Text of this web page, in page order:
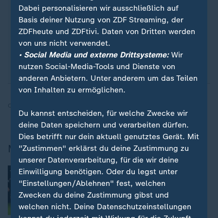
morgens zum Kaffee, mittags zum Lunch oder zum
Feierabend - erhalten Siedie wichtigsten News
direkt auf Ihr Smartphone. Melden Sie sich hier
ganz einfach für unseren WhatsApp-Channel an:
sportstudio-WhatsApp-Channel.
Mehr zum Thema
Champions League der Frauen
Münchnerinnen verlieren Spiel und
Gruppensieg
Dabei personalisieren wir ausschließlich auf
Basis deiner Nutzung von ZDF Streaming, der
ZDFheute und ZDFtivi. Daten von Dritten werden
von uns nicht verwendet.
• Social Media und externe Drittsysteme:Wir
nutzen Social-Media-Tools und Dienste von
anderen Anbietern. Unter anderem um das Teilen
von Inhalten zu ermöglichen.
Du kannst entscheiden, für welche Zwecke wir
deine Daten speichern und verarbeiten dürfen.
Dies betrifft nur dein aktuell genutztes Gerät. Mit
"Zustimmen" erklärst du deine Zustimmung zu
unserer Datenverarbeitung, für die wir deine
Einwilligung benötigen. Oder du legst unter
"Einstellungen/Ablehnen" fest, welchen
Zwecken du deine Zustimmung gibst und
welchen nicht. Deine Datenschutzeinstellungen